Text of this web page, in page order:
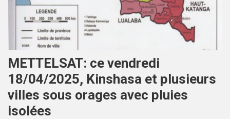
METTELSAT: ce vendredi
18/04/2025, Kinshasa et plusieurs
villes sous orages avec pluies
isolées